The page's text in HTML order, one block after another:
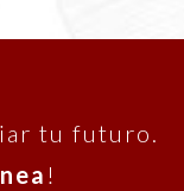
tu futuro.
!